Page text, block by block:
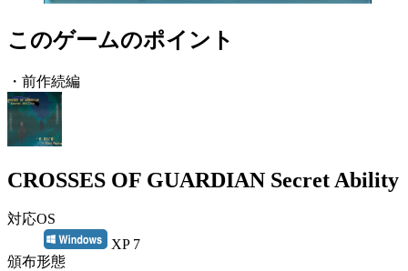
このゲームのポイント
・前作続編
CROSSES OF GUARDIAN Secret Ability
対応OS
XP 7
頒布形態